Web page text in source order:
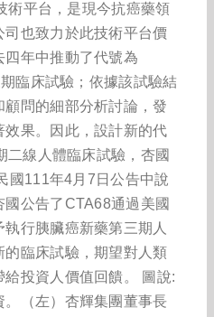
術平台，是現今抗癌藥領
也致力於此技術平台價
年中推動了代號為
臨床試驗；依據該試驗結
問的細部分析討論，發
果。因此，設計新的代
二線人體臨床試驗，杏國
國111年4月7日公告中說
公告了CTA68通過美國
行胰臟癌新藥第三期人
臨床試驗，期望對人類
投資人價值回饋。 圖說:
（左）杏輝集團董事長